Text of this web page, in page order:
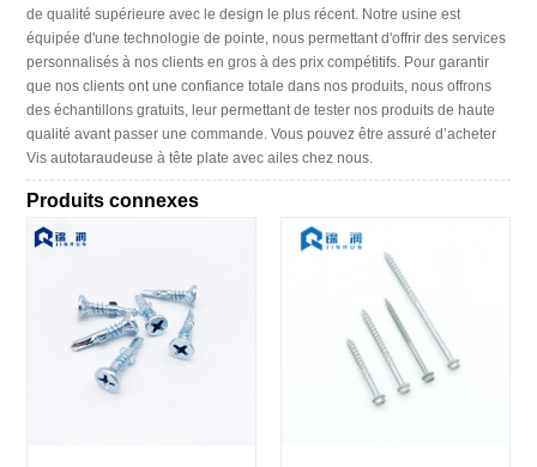
de qualité supérieure avec le design le plus récent. Notre usine est
équipée d'une technologie de pointe, nous permettant d'offrir des services
personnalisés à nos clients en gros à des prix compétitifs. Pour garantir
que nos clients ont une confiance totale dans nos produits, nous offrons
des échantillons gratuits, leur permettant de tester nos produits de haute
qualité avant passer une commande. Vous pouvez être assuré d’acheter
Vis autotaraudeuse à tête plate avec ailes chez nous.
Produits connexes